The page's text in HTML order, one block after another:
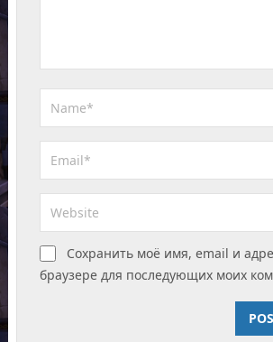
Сохранить моё имя, email и
браузере для последующих моих